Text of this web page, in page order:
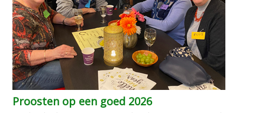
Proosten op een goed 2026